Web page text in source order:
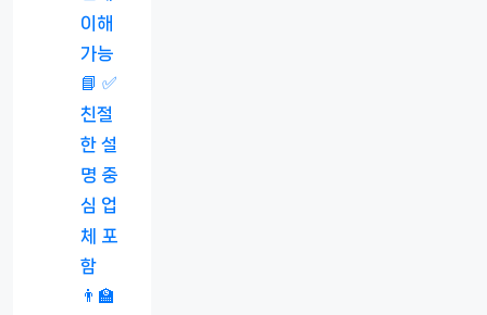
이해
가능
📘 ✅
친절
한 설
명 중
심 업
체 포
함
👨‍🏫